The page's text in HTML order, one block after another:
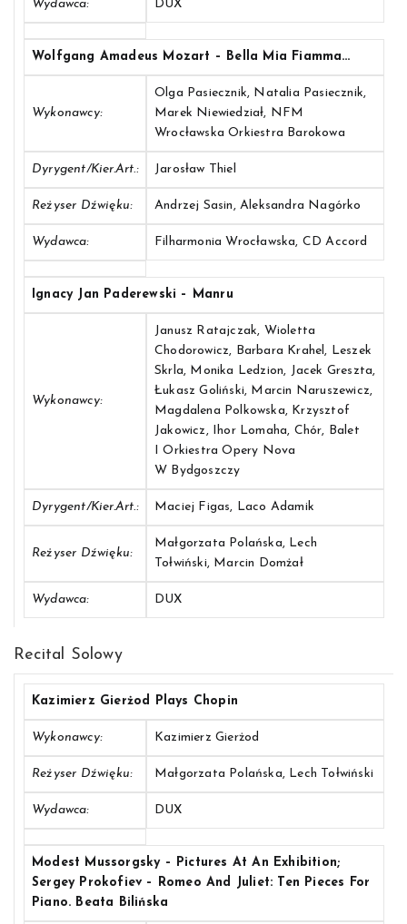
Wydawca: DUX
Wolfgang Amadeus Mozart – Bella Mia Fiamma…
Wykonawcy:
Olga Pasiecznik, Natalia Pasiecznik,
Marek Niewiedział, NFM
Wrocławska Orkiestra Barokowa
Dyrygent/Kier.art.: Jarosław Thiel
Reżyser Dźwięku: Andrzej Sasin, Aleksandra Nagórko
Wydawca: Filharmonia Wrocławska, CD Accord
Ignacy Jan Paderewski – Manru
Wykonawcy:
Janusz Ratajczak, Wioletta
Chodorowicz, Barbara Krahel, Leszek
Skrla, Monika Ledzion, Jacek Greszta,
Łukasz Goliński, Marcin Naruszewicz,
Magdalena Polkowska, Krzysztof
Jakowicz, Ihor Lomaha, Chór, Balet
I Orkiestra Opery Nova
W Bydgoszczy
Dyrygent/Kier.art.: Maciej Figas, Laco Adamik
Reżyser Dźwięku:
Małgorzata Polańska, Lech
Tołwiński, Marcin Domżał
Wydawca: DUX
Recital Solowy
Kazimierz Gierżod Plays Chopin
Wykonawcy: Kazimierz Gierżod
Reżyser Dźwięku: Małgorzata Polańska, Lech Tołwiński
Wydawca: DUX
Modest Mussorgsky – Pictures At An Exhibition;
Sergey Prokofiev – Romeo And Juliet: Ten Pieces For
Piano. Beata Bilińska